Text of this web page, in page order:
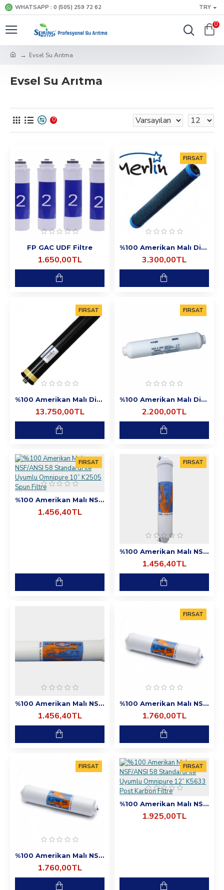
WHATSAPP : 0 (505) 259 72 62 TRY
0
Evsel Su Arıtma
Evsel Su Arıtma
0
FP GAC UDF Filtre
1.650,00TL
FIRSAT
%100 Amerikan Malı Direkt Akışlı Merlin Su Arıtma Cihazı Blok Karbon Filtre
3.300,00TL
FIRSAT
%100 Amerikan Malı Direkt Akışlı Merlin Su Arıtma Cihazı Membran
13.750,00TL
FIRSAT
%100 Amerikan Malı Direkt Akışlı Merlin Su Arıtma Cihazı Post Karbon Filtre
2.200,00TL
FIRSAT
%100 Amerikan Malı NSF/ANSI 58 Standardı İle Uyumlu Omnipure 10” K2505 Spun Filtre
1.456,40TL
FIRSAT
%100 Amerikan Malı NSF/ANSI 58 Standardı İle Uyumlu Omnipure 10” K2528 Filtre
1.456,40TL
%100 Amerikan Malı NSF/ANSI 58 Standardı İle Uyumlu Omnipure 10” K2533 Post Karbon + GAC Filtre
1.456,40TL
FIRSAT
%100 Amerikan Malı NSF/ANSI 58 Standardı İle Uyumlu Omnipure 12” K5605 Spun Filtre
1.760,00TL
FIRSAT
%100 Amerikan Malı NSF/ANSI 58 Standardı İle Uyumlu Omnipure 12” K5628 CTO Filtre
1.760,00TL
FIRSAT
%100 Amerikan Malı NSF/ANSI 58 Standardı İle Uyumlu Omnipure 12” K5633 Post Karbon Filtre
1.925,00TL